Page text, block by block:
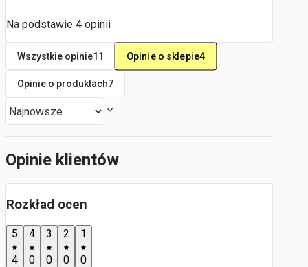
Na podstawie 4 opinii
Wszystkie opinie11 Opinie o sklepie4
Opinie o produktach7
Opinie klientów
Rozkład ocen
5
4
4
0
3
0
2
0
1
0